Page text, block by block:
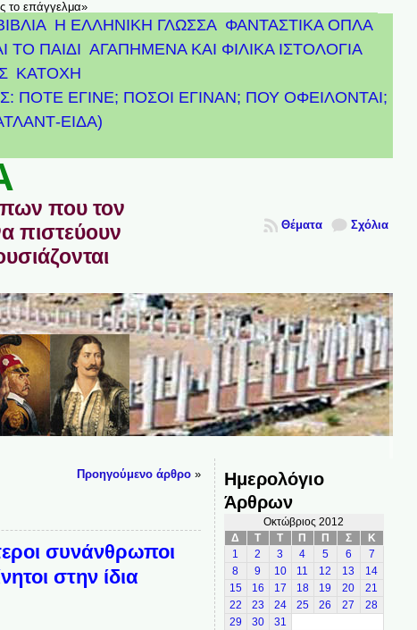
το επάγγελμα»
Η ΕΛΛΗΝΙΚΗ ΓΛΩΣΣΑ ΦΑΝΤΑΣΤΙΚΑ ΟΠΛΑ
ΤΟ ΠΑΙΔΙ ΑΓΑΠΗΜΕΝΑ ΚΑΙ ΦΙΛΙΚΑ ΙΣΤΟΛΟΓΙΑ
ΚΑΤΟΧΗ
ΠΟΤΕ ΕΓΙΝΕ; ΠΟΣΟΙ ΕΓΙΝΑΝ; ΠΟΥ ΟΦΕΙΛΟΝΤΑΙ;
ΕΙΔΑ)
που τον
πιστεύουν
Σχόλια
Θέματα
Προηγούμενο άρθρο»
συνάνθρωποι
στην ίδια
Ημερολόγιο
Άρθρων
Οκτώβριος 2012
Δ
Τ Τ Π Π Σ
Κ
1
2 3 4 5 6
7
8
9 10 11 12 13
14
15
16 17 18 19 20
21
22
23 24 25 26 27
28
29
30 31